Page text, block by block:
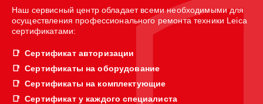
Наш сервисный центр обладает всеми необходимыми для
осуществления профессионального ремонта техники Leica
сертификатами:
Сертификат авторизации
Сертификаты на оборудование
Сертификаты на комплектующие
Сертификат у каждого специалиста